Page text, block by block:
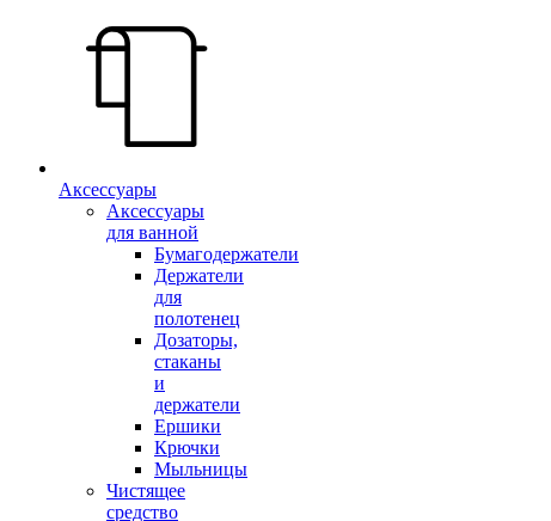
Аксессуары
Аксессуары
для ванной
Бумагодержатели
Держатели
для
полотенец
Дозаторы,
стаканы
и
держатели
Ершики
Крючки
Мыльницы
Чистящее
средство